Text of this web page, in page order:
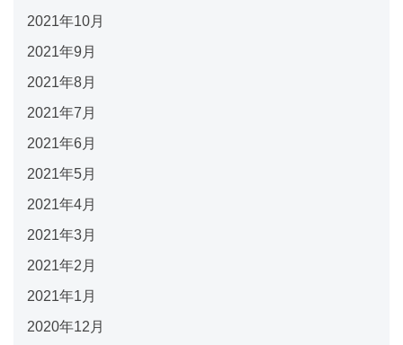
2021年10月
2021年9月
2021年8月
2021年7月
2021年6月
2021年5月
2021年4月
2021年3月
2021年2月
2021年1月
2020年12月